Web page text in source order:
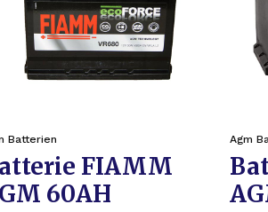
Batterien
FIAMM
60AH
Agm